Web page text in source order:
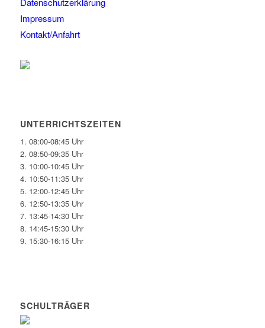
Impressum
Kontakt/Anfahrt
UNTERRICHTSZEITEN
1. 08:00-08:45 Uhr
2. 08:50-09:35 Uhr
3. 10:00-10:45 Uhr
4. 10:50-11:35 Uhr
5. 12:00-12:45 Uhr
6. 12:50-13:35 Uhr
7. 13:45-14:30 Uhr
8. 14:45-15:30 Uhr
9. 15:30-16:15 Uhr
SCHULTRÄGER